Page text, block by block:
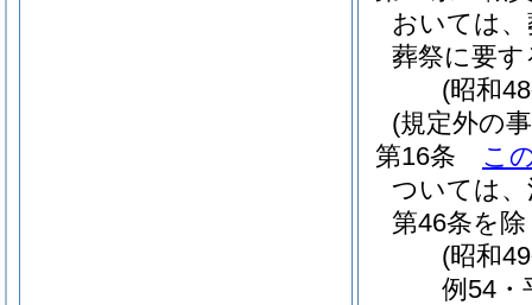
おいては
葬祭に要
(昭和
(規定外の
第16条
こ
ついては
第46条を
(昭和
例54・